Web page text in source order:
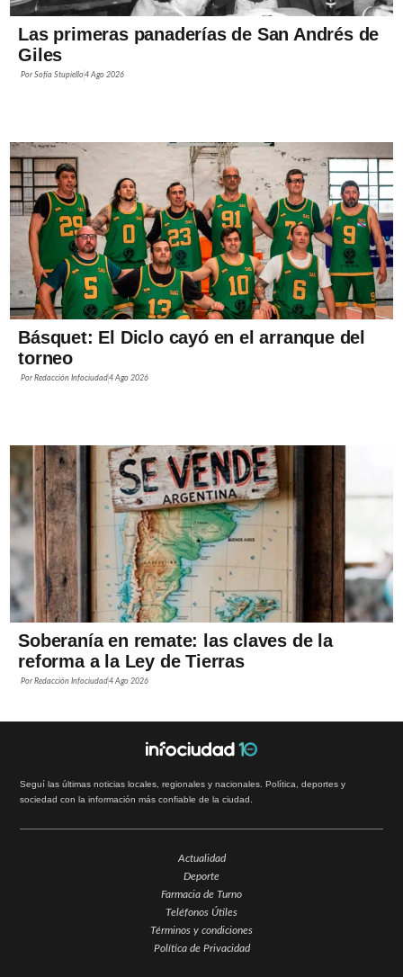
Las primeras panaderías de San Andrés de
Giles
PorSofía Stupiello4 Ago 2026
Básquet: El Diclo cayó en el arranque del
torneo
PorRedacción Infociudad4 Ago 2026
Soberanía en remate: las claves de la
reforma a la Ley de Tierras
PorRedacción Infociudad4 Ago 2026
Seguí las últimas noticias locales, regionales y nacionales. Política, deportes y
sociedad con la información más confiable de la ciudad.
Actualidad
Deporte
Farmacia de Turno
Teléfonos Útiles
Términos y condiciones
Política de Privacidad